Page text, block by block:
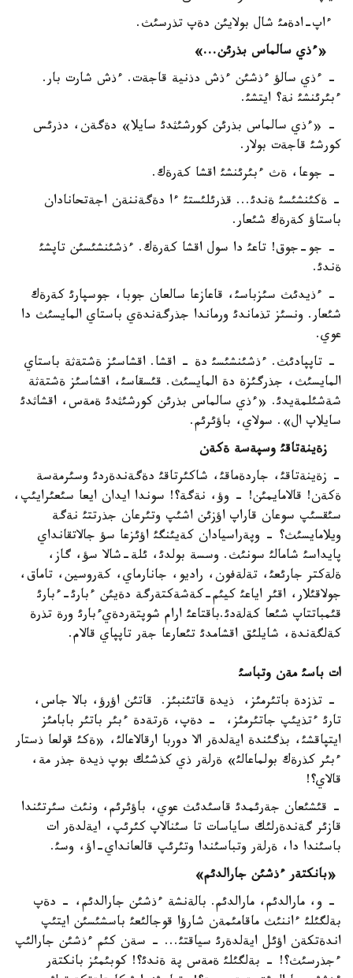
ءاپ-ادةمئ شال بولايئن دةپ تذرسئث.
«ءذي سالماس بذرئن...»
- ءذي سالؤ ءذشئن ءذش دذنية قاجةت. ءذش شارت بار.
ءبئرئنشئ نة؟ ايتشئ.
- «ءذي سالماس بذرئن كورشئثدئ سايلا» دةگةن، دذرئس
كورشئ قاجةت بولار.
- جوعا، ةث ءبئرئنشئ اقشا كةرةك.
- ةكئنشئسئ ةندئ... قذرئلئستئ ءا دةگةننةن اجةتحانادان
باستاؤ كةرةك شئعار.
- جو-جوق! تاعئ دا سول اقشا كةرةك. ءذشئنشئسئن تاپشئ
ةندئ.
- ءذيدئث سئزباسئ، قاعازعا سالعان جوبا، جوسپارئ كةرةك
شئعار. ونسئز تذماندئ ورماندا جذرگةندةي باستاي المايسئث دا
عوي.
- تاپپادئث. ءذشئنشئسئ دة - اقشا. اقشاسئز ةشتةثة باستاي
المايسئث، جذرگئزة دة المايسئث. قئسقاسئ، اقشاسئز ةشتةثة
شةشئلمةيدئ. «ءذي سالماس بذرئن كورشئثدئ ةمةس، اقشاثدئ
سايلاپ ال». سولاي، باؤئرئم.
زةينةتاقئ وسپةسة ةكةن
- زةينةتاقئ، جاردةماقئ، شاكئرتاقئ دةگةندةردئ وسئرمةسة
ةكةن! قالامايمئن! - وؤ، نةگة؟! سوندا ايدان ايعا سئعئرايئپ،
سئقسئپ سوعان قاراپ اؤزئن اشئپ وتئرعان جذرتتئ نةگة
ويلامايسئث؟ - وپةراسيادان كةيئنگئ اؤئزعا سؤ جالاتقانداي
پايداسئ شامالئ سونئث. وسسة بولدئ، ئلة-شالا سؤ، گاز،
ةلةكتر جارئعئ، تةلةفون، راديو، جانارماي، كةروسين، تاماق،
جولاقئلار، اقئر اياعئ كيئم-كةشةكتةرگة دةيئن ءبارئ-ءبارئ
قئمباتتاپ شئعا كةلةدئ.باقتاعئ ارام شوپتةردةيءبارئ ورة تذرة
كةلگةندة، شايلئق اقشامدئ تئعارعا جةر تاپپاي قالام.
ات باسئ مةن وتباسئ
- تذزدة باتئرمئز، ذيدة قاتئنبئز. قاتئن اؤرؤ، بالا جاس،
تارئ ءتذيئپ جاتئرمئز، - دةپ، ةرتةدة ءبئر باتئر بابامئز
ايتپاقشئ، بذگئندة ايةلدةر الا دوربا ارقالاعالئ، «ةكئ قولعا ذستار
ءبئر كذرةك بولماعالئ» ةرلةر ذي كذشئك بوپ ذيدة جذر مة،
قالاي؟!
- قئشئعان جةرئمدئ قاسئدئث عوي، باؤئرئم، ونئث سئرتئندا
قازئر گةندةرلئك ساياسات تا سئنالاپ كئرئپ، ايةلدةر ات
باسئندا دا، ةرلةر وتباسئندا وتئرئپ قالعانداي-اؤ، وسئ.
«بانكتةر ءذشئن جارالدئم»
- و، مارالدئم، مارالدئم. بالةنشة ءذشئن جارالدئم، - دةپ
بةلگئلئ ءاننئث ماقامئمةن شارؤا قوجالئعئ باسشئسئن ايتئپ
اندةتكةن اؤئل ايةلدةرئ سياقتئ... - سةن كئم ءذشئن جارالئپ
ءجذرسئث؟! - بةلگئلئ ةمةس پة ةندئ؟! كوبئمئز بانكتةر